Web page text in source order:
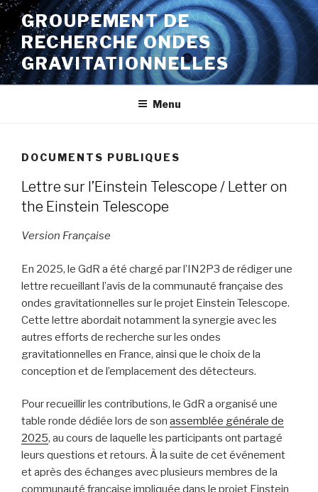
Aller
contenu
principal
GROUPEMENT DE
RECHERCHE ONDES
GRAVITATIONNELLES
Menu
DOCUMENTS PUBLIQUES
Lettre sur l’Einstein Telescope / Letter on
the Einstein Telescope
Version Française
En 2025, le GdR a été chargé par l’IN2P3 de rédiger une
lettre recueillant l’avis de la communauté française des
ondes gravitationnelles sur le projet Einstein Telescope.
Cette lettre abordait notamment la synergie avec les
autres efforts de recherche sur les ondes
gravitationnelles en France, ainsi que le choix de la
conception et de l’emplacement des détecteurs.
Pour recueillir les contributions, le GdR a organisé une
table ronde dédiée lors de son assemblée générale de
2025, au cours de laquelle les participants ont partagé
leurs questions et retours. À la suite de cet événement
et après des échanges avec plusieurs membres de la
communauté française impliquée dans le projet Einstein